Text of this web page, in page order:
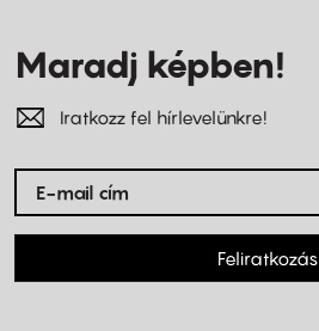
Maradj képben!
Iratkozz fel hírlevelünkre!
Feliratkozás